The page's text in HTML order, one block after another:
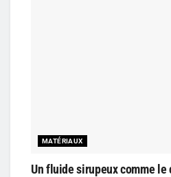
MATÉRIAUX
Un fluide sirupeux comme